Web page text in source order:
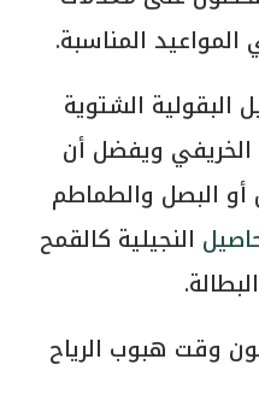
المناسبة.
البقولية الشتوية
ويفضل أن
البصل والطماطم
النجيلية كالقمح
وقت هبوب الرياح